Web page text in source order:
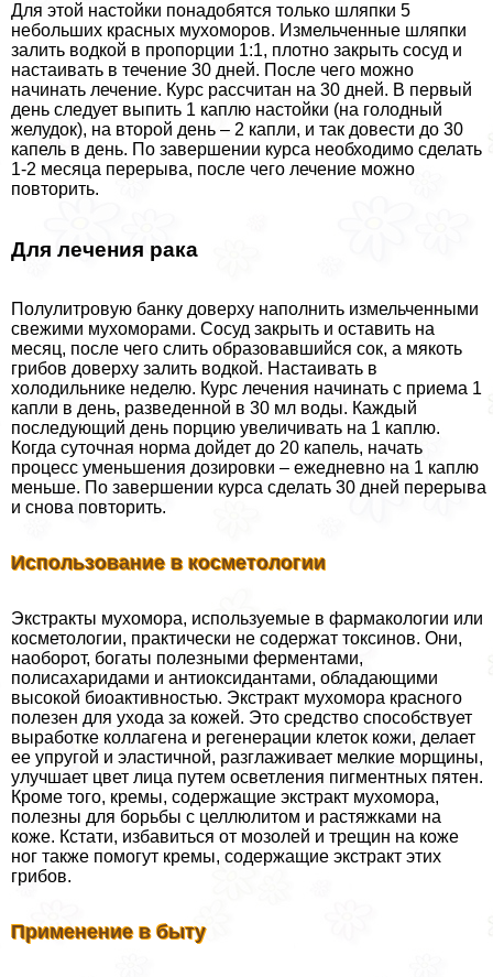
Для этой настойки понадобятся только шляпки 5
небольших красных мухоморов. Измельченные шляпки
залить водкой в пропорции 1:1, плотно закрыть сосуд и
настаивать в течение 30 дней. После чего можно
начинать лечение. Курс рассчитан на 30 дней. В первый
день следует выпить 1 каплю настойки (на голодный
желудок), на второй день – 2 капли, и так довести до 30
капель в день. По завершении курса необходимо сделать
1-2 месяца перерыва, после чего лечение можно
повторить.
Для лечения paка
Полулитровую банку доверху наполнить измельченными
свежими мухоморами. Сосуд закрыть и оставить на
месяц, после чего слить образовавшийся сок, а мякоть
грибов доверху залить водкой. Настаивать в
холодильнике неделю. Курс лечения начинать с приема 1
капли в день, разведенной в 30 мл воды. Каждый
последующий день порцию увеличивать на 1 каплю.
Когда суточная норма дойдет до 20 капель, начать
процесс уменьшения дозировки – ежедневно на 1 каплю
меньше. По завершении курса сделать 30 дней перерыва
и снова повторить.
Использование в косметологии
Экстpaкты мухомора, используемые в фармакологии или
косметологии, пpaктически не содержат токсинов. Они,
наоборот, богаты полезными ферментами,
полисахаридами и антиоксидантами, обладающими
высокой биоактивностью. Экстpaкт мухомора красного
полезен для ухода за кожей. Это средство способствует
выработке коллагена и регенерации клеток кожи, делает
ее упругой и эластичной, разглаживает мелкие морщины,
улучшает цвет лица путем осветления пигментных пятен.
Кроме того, кремы, содержащие экстpaкт мухомора,
полезны для борьбы с целлюлитом и растяжками на
коже. Кстати, избавиться от мозолей и трещин на коже
ног также помогут кремы, содержащие экстpaкт этих
грибов.
Применение в быту